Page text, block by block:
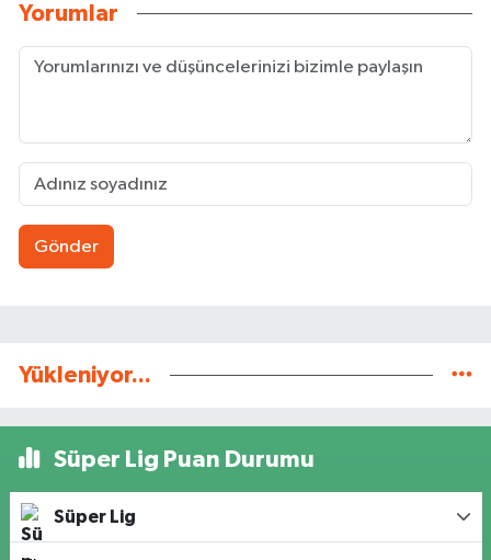
Yorumlar
Gönder
Yükleniyor...
Süper Lig Puan Durumu
Süper Lig